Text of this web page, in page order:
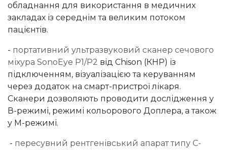
обладнання для використання в медичних
закладах із середнім та великим потоком
пацієнтів.
- портативний ультразвуковий сканер сечового
міхура SonoEye P1/P2 від Chison (КНР) із
підключенням, візуалізацією та керуванням
через додаток на смарт-пристрої лікаря.
Сканери дозволяють проводити дослідження у
В-режимі, режимі кольорового Доплера, а також
у М-режимі.
- пересувний рентгенівський апарат типу С-